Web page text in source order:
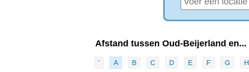
Afstand tussen Oud-Beijerland en...
' A B C D E F G H